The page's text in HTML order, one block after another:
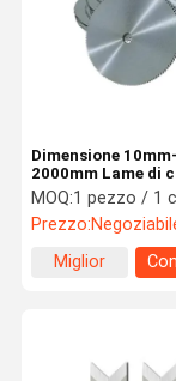
Dimensione 10mm-
2000mm Lame di
dentate Lamelle di
circolari Super
MOQ:1 pezzo / 1
Prezzo:
Miglior